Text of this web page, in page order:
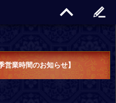
業時間のお知らせ】